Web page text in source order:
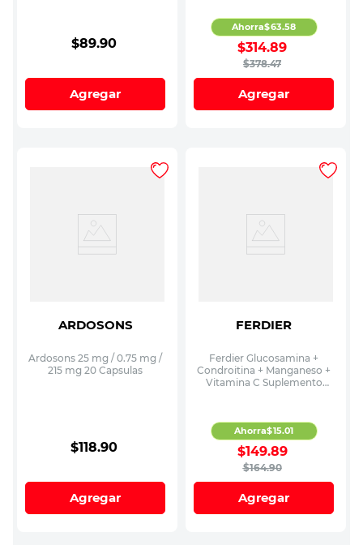
$89.90
Agregar
$378.47
$314.89
Ahorra$63.58
Agregar
ARDOSONS
Ardosons 25 mg / 0.75 mg /
215 mg 20 Capsulas
$118.90
Agregar
FERDIER
Ferdier Glucosamina +
Condroitina + Manganeso +
Vitamina C Suplemento
$164.90
$149.89
Ahorra$15.01
Agregar